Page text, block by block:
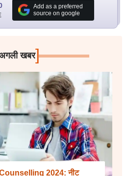
Add as a preferred
source on google
खबर]
2024: नीट